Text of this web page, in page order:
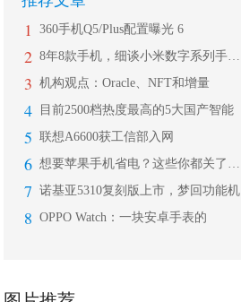
1 360手机Q5/Plus配置曝光 6
2 8年8款手机，细谈小米数字系列手机的
3 机构观点：Oracle、NFT和增量
4 目前2500档热度最高的5大国产智能
5 联想A6600获工信部入网
6 想要苹果手机省电？这些你都关了吗？!
7 诺基亚5310复刻版上市，梦回功能机
8 OPPO Watch：一块安卓手表的